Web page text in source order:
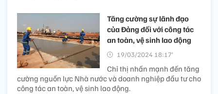
Tăng cường sự lãnh đạo
của Đảng đối với công tác
an toàn, vệ sinh lao động
19/03/2024 18:17’
Chỉ thị nhấn mạnh đến tăng
cường nguồn lực Nhà nước và doanh nghiệp đầu tư cho
công tác an toàn, vệ sinh lao động.